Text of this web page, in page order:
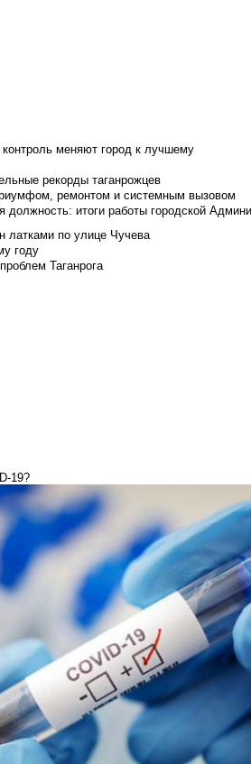
меняют город к лучшему
рекорды таганрожцев
ремонтом и системным вызовом
должность: итоги работы городской
латками по улице Чучева
году
Таганрога
19?